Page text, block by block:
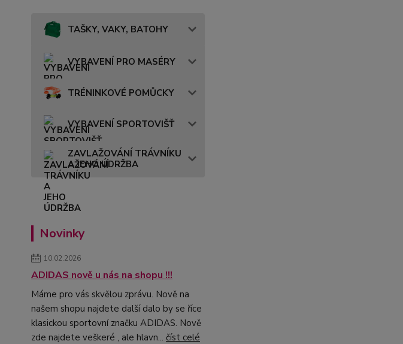
TAŠKY, VAKY, BATOHY
VYBAVENÍ PRO MASÉRY
TRÉNINKOVÉ POMŮCKY
VYBAVENÍ SPORTOVIŠŤ
ZAVLAŽOVÁNÍ TRÁVNÍKU
A JEHO ÚDRŽBA
Novinky
10.02.2026
ADIDAS nově u nás na shopu !!!
Máme pro vás skvělou zprávu. Nově na
našem shopu najdete další dalo by se říce
klasickou sportovní značku ADIDAS. Nově
zde najdete veškeré , ale hlavn... číst celé